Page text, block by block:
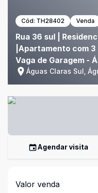
Cód: TH28402 Venda
Rua 36 sul |
|Apartamento com
Vaga de Garagem -
Águas Claras Sul,
Agendar visita
Valor venda